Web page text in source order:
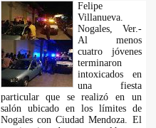
Felipe
Villanueva.
Nogales, Ver.-
Al menos
cuatro jóvenes
terminaron
intoxicados en
una fiesta
particular que se realizó en un
salón ubicado en los límites de
Nogales con Ciudad Mendoza. El